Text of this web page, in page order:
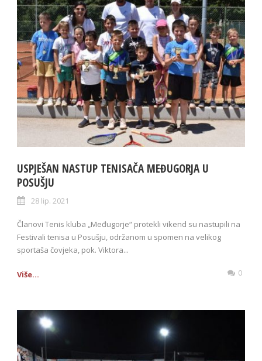
USPJEŠAN NASTUP TENISAČA MEĐUGORJA U
POSUŠJU
28 lip. 2021
Članovi Tenis kluba „Međugorje“ protekli vikend su nastupili na
Festivali tenisa u Posušju, održanom u spomen na velikog
sportaša čovjeka, pok. Viktora...
Više... 0